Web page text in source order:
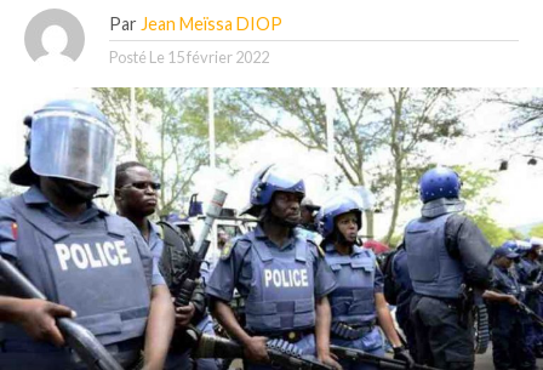
Par Jean Meïssa DIOP
Posté Le 15 février 2022